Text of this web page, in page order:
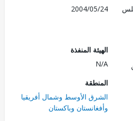
2004/05/24
الهيئة المنفذة
الشرق الأوسط وشمال أفريقيا
وأفغانستان وباكستان